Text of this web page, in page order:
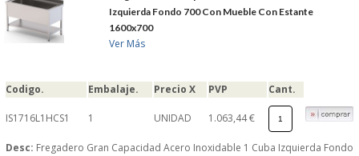
Izquierda Fondo 700 Con Mueble Con Estante
1600x700
Ver Más
Codigo. Embalaje. Precio X PVP Cant.
IS1716L1HCS1 1 UNIDAD 1.063,44 €
Desc: Fregadero Gran Capacidad Acero Inoxidable 1 Cuba Izquierda Fondo